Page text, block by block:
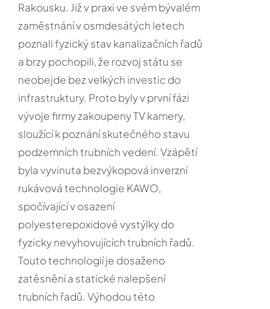
Rakousku. Již v praxi ve svém bývalém
zaměstnání v osmdesátých letech
poznali fyzický stav kanalizačních řadů
a brzy pochopili, že rozvoj státu se
neobejde bez velkých investic do
infrastruktury. Proto byly v první fázi
vývoje firmy zakoupeny TV kamery,
sloužící k poznání skutečného stavu
podzemních trubních vedení. Vzápětí
byla vyvinuta bezvýkopová inverzní
rukávová technologie KAWO,
spočívající v osazení
polyesterepoxidové vystýlky do
fyzicky nevyhovujících trubních řadů.
Touto technologií je dosaženo
zatěsnění a statické nalepšení
trubních řadů. Výhodou této